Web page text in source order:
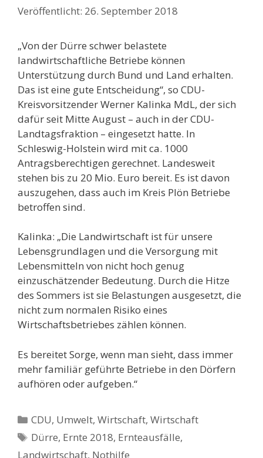
26. September 2018
„Von der Dürre schwer belastete
landwirtschaftliche Betriebe können
Unterstützung durch Bund und Land erhalten.
Das ist eine gute Entscheidung“, so CDU-
Kreisvorsitzender Werner Kalinka MdL, der sich
dafür seit Mitte August – auch in der CDU-
Landtagsfraktion – eingesetzt hatte. In
Schleswig-Holstein wird mit ca. 1000
Antragsberechtigen gerechnet. Landesweit
stehen bis zu 20 Mio. Euro bereit. Es ist davon
auszugehen, dass auch im Kreis Plön Betriebe
betroffen sind.
Kalinka: „Die Landwirtschaft ist für unsere
Lebensgrundlagen und die Versorgung mit
Lebensmitteln von nicht hoch genug
einzuschätzender Bedeutung. Durch die Hitze
des Sommers ist sie Belastungen ausgesetzt, die
nicht zum normalen Risiko eines
Wirtschaftsbetriebes zählen können.
Es bereitet Sorge, wenn man sieht, dass immer
mehr familiär geführte Betriebe in den Dörfern
aufhören oder aufgeben.“
Kategorien
CDU, Umwelt,Wirtschaft,Wirtschaft
Schlagwörter
Dürre, Ernte 2018, Ernteausfälle,
Landwirtschaft, Nothilfe